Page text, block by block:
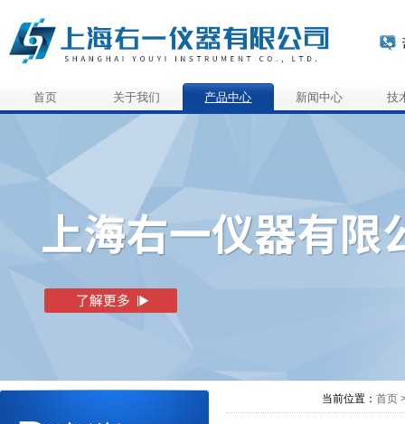
首页 关于我们 产品中心 新闻中心 技
当前位置： 首页